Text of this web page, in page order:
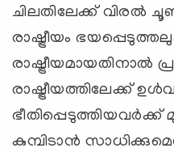
ചിലതിലേക്ക് വിരല്‍
രാഷ്ട്രീയം
രാഷ്ട്രീയമായതിനാല്‍
രാഷ്ട്രീയത്തിലേക്ക്
ഭീതിപ്പെടുത്തിയവര്‍ക്ക്
കുമ്പിടാന്‍